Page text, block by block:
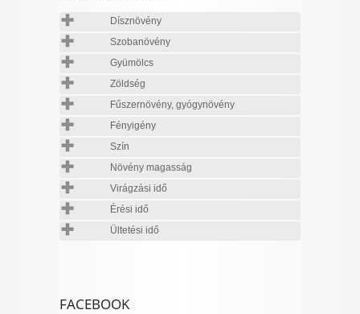
Dísznövény
Szobanövény
Gyümölcs
Zöldség
Fűszernövény, gyógynövény
Fényigény
Szín
Növény magasság
Virágzási idő
Érési idő
Ültetési idő
FACEBOOK